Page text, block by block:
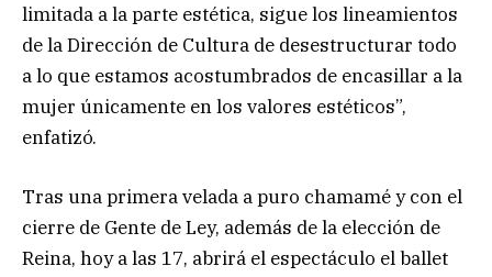
limitada a la parte estética, sigue los lineamientos
de la Dirección de Cultura de desestructurar todo
a lo que estamos acostumbrados de encasillar a la
mujer únicamente en los valores estéticos”,
enfatizó.
Tras una primera velada a puro chamamé y con el
cierre de Gente de Ley, además de la elección de
Reina, hoy a las 17, abrirá el espectáculo el ballet